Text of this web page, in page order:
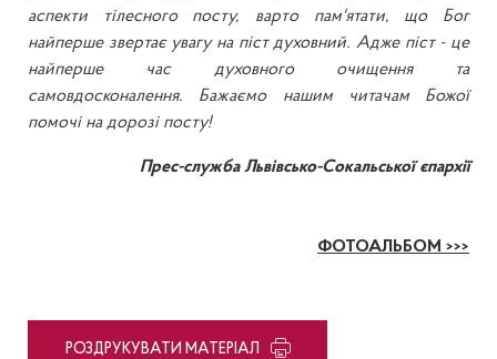
аспекти тілесного посту, варто пам'ятати, що Бог
найперше звертає увагу на піст духовний. Адже піст - це
найперше час духовного очищення та
самовдосконалення. Бажаємо нашим читачам Божої
помочі на дорозі посту!
Прес-служба Львівсько-Сокальської єпархії
ФОТОАЛЬБОМ >>>
PОЗДРУКУВАТИ МАТЕРІАЛ